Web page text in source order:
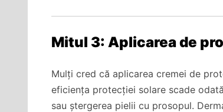
Mitul 3: Aplicarea de
Mulți cred că aplicarea cremei de
eficiența protecției solare scade
sau ștergerea pielii cu prosopul.